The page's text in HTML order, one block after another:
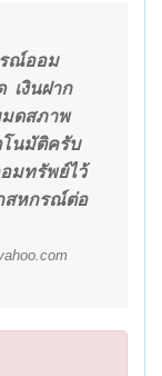
ณ์ออม
เงินฝาก
ดสภาพ
นมัติครับ
มทรัพย์ไว้
สหกรณ์ต่อ